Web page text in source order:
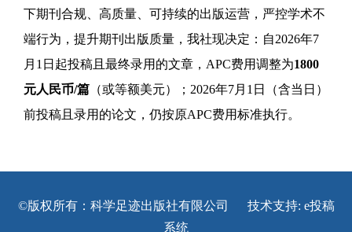
下期刊合规、高质量、可持续的出版运营，严控学术不
端行为，提升期刊出版质量，我社现决定：自2026年7
月1日起投稿且最终录用的文章，APC费用调整为1800
元人民币/篇 （或等额美元）；2026年7月1日（含当日）
前投稿且录用的论文，仍按原APC费用标准执行。
©版权所有：科学足迹出版社有限公司 技术支持: e投稿
系统